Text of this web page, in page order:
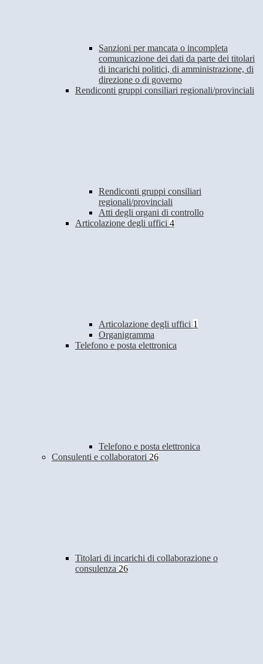
Sanzioni per mancata o incompleta
comunicazione dei dati da parte dei titolari
di incarichi politici, di amministrazione, di
direzione o di governo
Rendiconti gruppi consiliari regionali/provinciali
Rendiconti gruppi consiliari
regionali/provinciali
Atti degli organi di controllo
Articolazione degli uffici 4
Articolazione degli uffici 1
Organigramma
Telefono e posta elettronica
Telefono e posta elettronica
Consulenti e collaboratori 26
Titolari di incarichi di collaborazione o
consulenza 26